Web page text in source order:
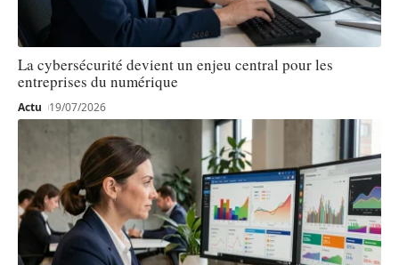
La cybersécurité devient un enjeu central pour les
entreprises du numérique
Actu 19/07/2026